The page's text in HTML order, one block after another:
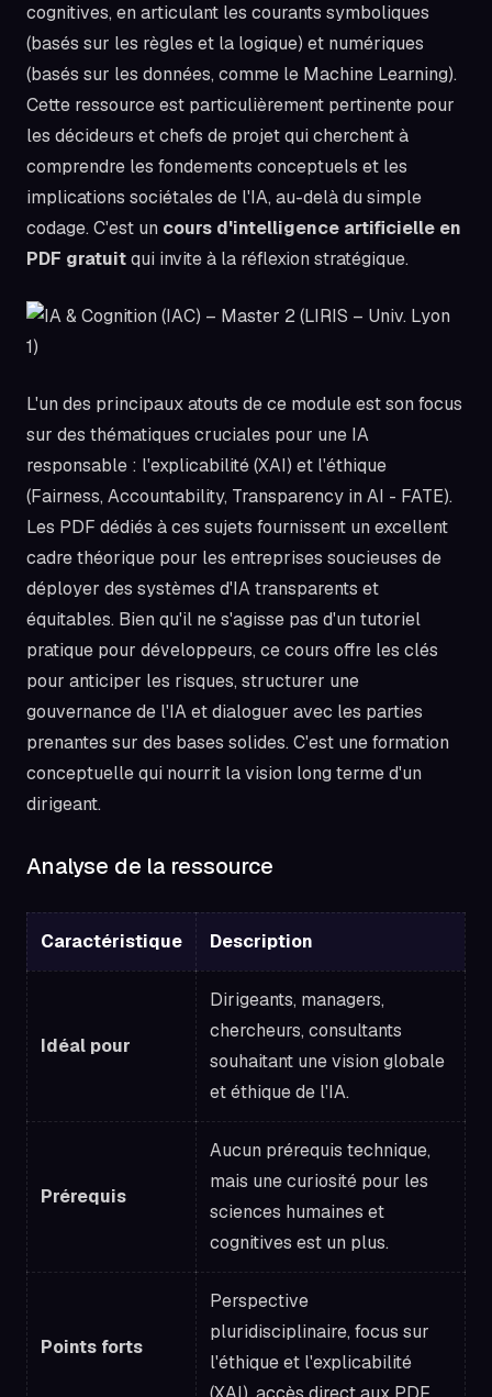
cognitives, en articulant les courants symboliques
(basés sur les règles et la logique) et numériques
(basés sur les données, comme le Machine Learning).
Cette ressource est particulièrement pertinente pour
les décideurs et chefs de projet qui cherchent à
comprendre les fondements conceptuels et les
implications sociétales de l'IA, au-delà du simple
codage. C'est un cours d'intelligence artificielle en
PDF gratuitqui invite à la réflexion stratégique.
L'un des principaux atouts de ce module est son focus
sur des thématiques cruciales pour une IA
responsable : l'explicabilité (XAI) et l'éthique
(Fairness, Accountability, Transparency in AI - FATE).
Les PDF dédiés à ces sujets fournissent un excellent
cadre théorique pour les entreprises soucieuses de
déployer des systèmes d'IA transparents et
équitables. Bien qu'il ne s'agisse pas d'un tutoriel
pratique pour développeurs, ce cours offre les clés
pour anticiper les risques, structurer une
gouvernance de l'IA et dialoguer avec les parties
prenantes sur des bases solides. C'est une formation
conceptuelle qui nourrit la vision long terme d'un
dirigeant.
Analyse de la ressource
Caractéristique Description
Idéal pour
Dirigeants, managers,
chercheurs, consultants
souhaitant une vision globale
et éthique de l'IA.
Prérequis
Aucun prérequis technique,
mais une curiosité pour les
sciences humaines et
cognitives est un plus.
Points forts
Perspective
pluridisciplinaire, focus sur
l'éthique et l'explicabilité